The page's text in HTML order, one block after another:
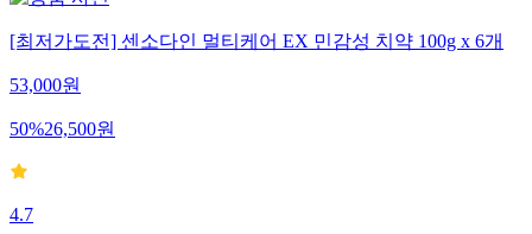
[최저가도전] 센소다인 멀티케어 EX 민감성 치약 100g x 6개
53,000원
50%26,500원
4.7